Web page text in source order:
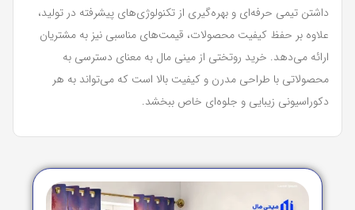
داشتن تیمی حرفه‌ای و بهره‌گیری از تکنولوژی‌های پیشرفته در تولید،
علاوه بر حفظ کیفیت محصولات، قیمت‌های مناسبی نیز به مشتریان
ارائه می‌دهد. خرید روتختی از مینی مال به معنای دسترسی به
محصولاتی با طراحی مدرن و کیفیت بالا است که می‌تواند به هر
دکوراسیونی زیبایی و جلوه‌ای خاص ببخشد.